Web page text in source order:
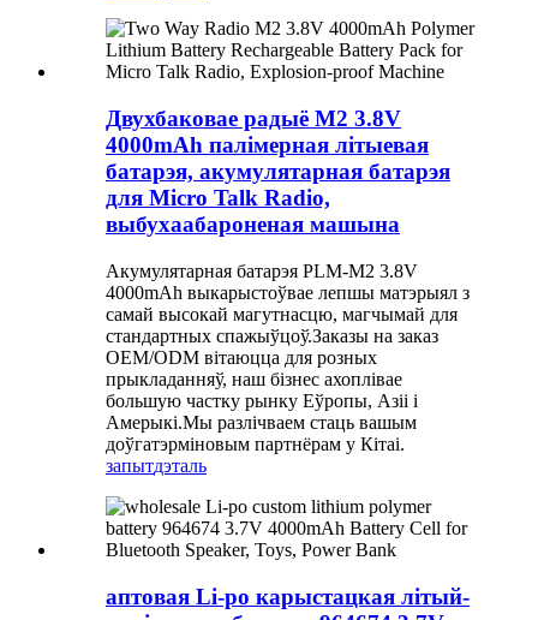
Двухбаковае радыё M2 3.8V
4000mAh палімерная літыевая
батарэя, акумулятарная батарэя
для Micro Talk Radio,
выбухаабароненая машына
Акумулятарная батарэя PLM-M2 3.8V
4000mAh выкарыстоўвае лепшы матэрыял з
самай высокай магутнасцю, магчымай для
стандартных спажыўцоў.Заказы на заказ
OEM/ODM вітаюцца для розных
прыкладанняў, наш бізнес ахоплівае
большую частку рынку Еўропы, Азіі і
Амерыкі.Мы разлічваем стаць вашым
доўгатэрміновым партнёрам у Кітаі.
запытдэталь
аптовая Li-po карыстацкая літый-